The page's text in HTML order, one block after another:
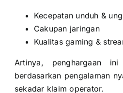
Kecepatan unduh &
Cakupan jaringan
Kualitas gaming &
Artinya, penghargaan
berdasarkan pengalaman
sekadar klaim operator.